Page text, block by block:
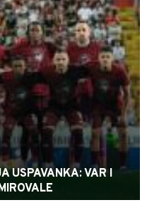
USPAVANKA: VAR I